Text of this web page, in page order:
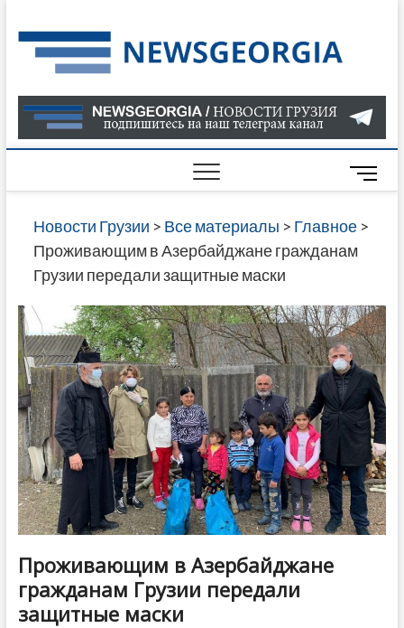
to
content
О
В
ГРУЗИИ
САЙТЕ
M
e
n
u
t
t
o
n
Новости Грузии > Все материалы > Главное>
Проживающим в Азербайджане гражданам
Грузии передали защитные маски
Проживающим в Азербайджане
гражданам Грузии передали
защитные маски